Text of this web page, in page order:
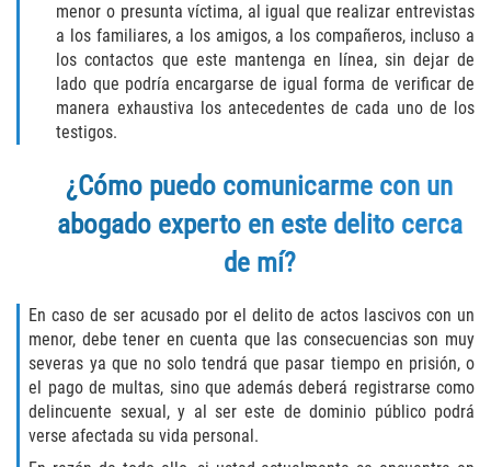
Fraud Crimes
Auto Insurance Fraud
Credit Card Fraud
Health Care Fraud
Real Estate Fraud
Welfare Fraud
Unemployment Insurance Fraud
menor o presunta víctima, al igual que realizar entrevistas
a los familiares, a los amigos, a los compañeros, incluso a
los contactos que este mantenga en línea, sin dejar de
lado que podría encargarse de igual forma de verificar de
manera exhaustiva los antecedentes de cada uno de los
testigos.
¿Cómo puedo comunicarme con un
abogado experto en este delito cerca
de mí?
En caso de ser acusado por el delito de actos lascivos con un
menor, debe tener en cuenta que las consecuencias son muy
severas ya que no solo tendrá que pasar tiempo en prisión, o
el pago de multas, sino que además deberá registrarse como
delincuente sexual, y al ser este de dominio público podrá
verse afectada su vida personal.